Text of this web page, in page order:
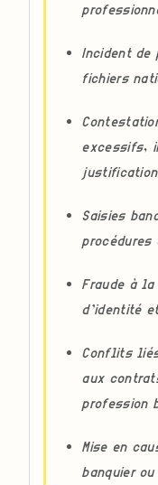
Incident de
fichiers
excessifs,
justification
Saisies
procédures
Fraude à
d’identité
Conflits
aux
profession
Mise en
banquier